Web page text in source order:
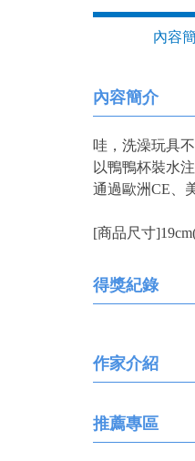
內容
內容簡介
哇，洗澡玩具
以鴨鴨杯裝水
通過歐洲CE、
[商品尺寸
得獎紀錄
作家介紹
推薦專區